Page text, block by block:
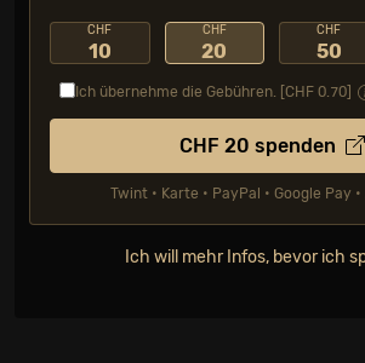
CHF
10
CHF
20
CHF
50
Ich übernehme die Gebühren. [CHF 0.70
CHF 20 spenden
Twint • Karte • PayPal • Google Pay
Ich will mehr Infos, bevor ich